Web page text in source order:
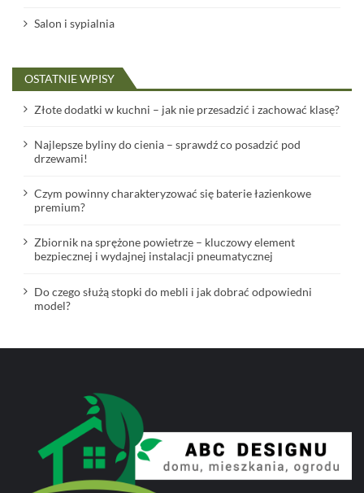
Salon i sypialnia
OSTATNIE WPISY
Złote dodatki w kuchni – jak nie przesadzić i zachować klasę?
Najlepsze byliny do cienia – sprawdź co posadzić pod
drzewami!
Czym powinny charakteryzować się baterie łazienkowe
premium?
Zbiornik na sprężone powietrze – kluczowy element
bezpiecznej i wydajnej instalacji pneumatycznej
Do czego służą stopki do mebli i jak dobrać odpowiedni
model?